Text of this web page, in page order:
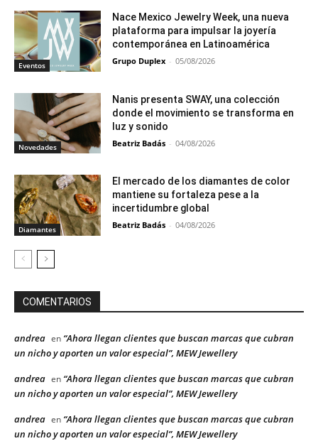
Eventos
Nace Mexico Jewelry Week, una nueva
plataforma para impulsar la joyería
contemporánea en Latinoamérica
Grupo Duplex - 05/08/2026
Novedades
Nanis presenta SWAY, una colección
donde el movimiento se transforma en
luz y sonido
Beatriz Badás - 04/08/2026
Diamantes
El mercado de los diamantes de color
mantiene su fortaleza pese a la
incertidumbre global
Beatriz Badás - 04/08/2026
COMENTARIOS
andrea en “Ahora llegan clientes que buscan marcas que cubran
un nicho y aporten un valor especial”, MEW Jewellery
andrea en “Ahora llegan clientes que buscan marcas que cubran
un nicho y aporten un valor especial”, MEW Jewellery
andrea en “Ahora llegan clientes que buscan marcas que cubran
un nicho y aporten un valor especial”, MEW Jewellery